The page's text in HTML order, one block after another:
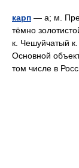
карп — а; м.
тёмно
к. Чешуйчатый
Основной
том числе в